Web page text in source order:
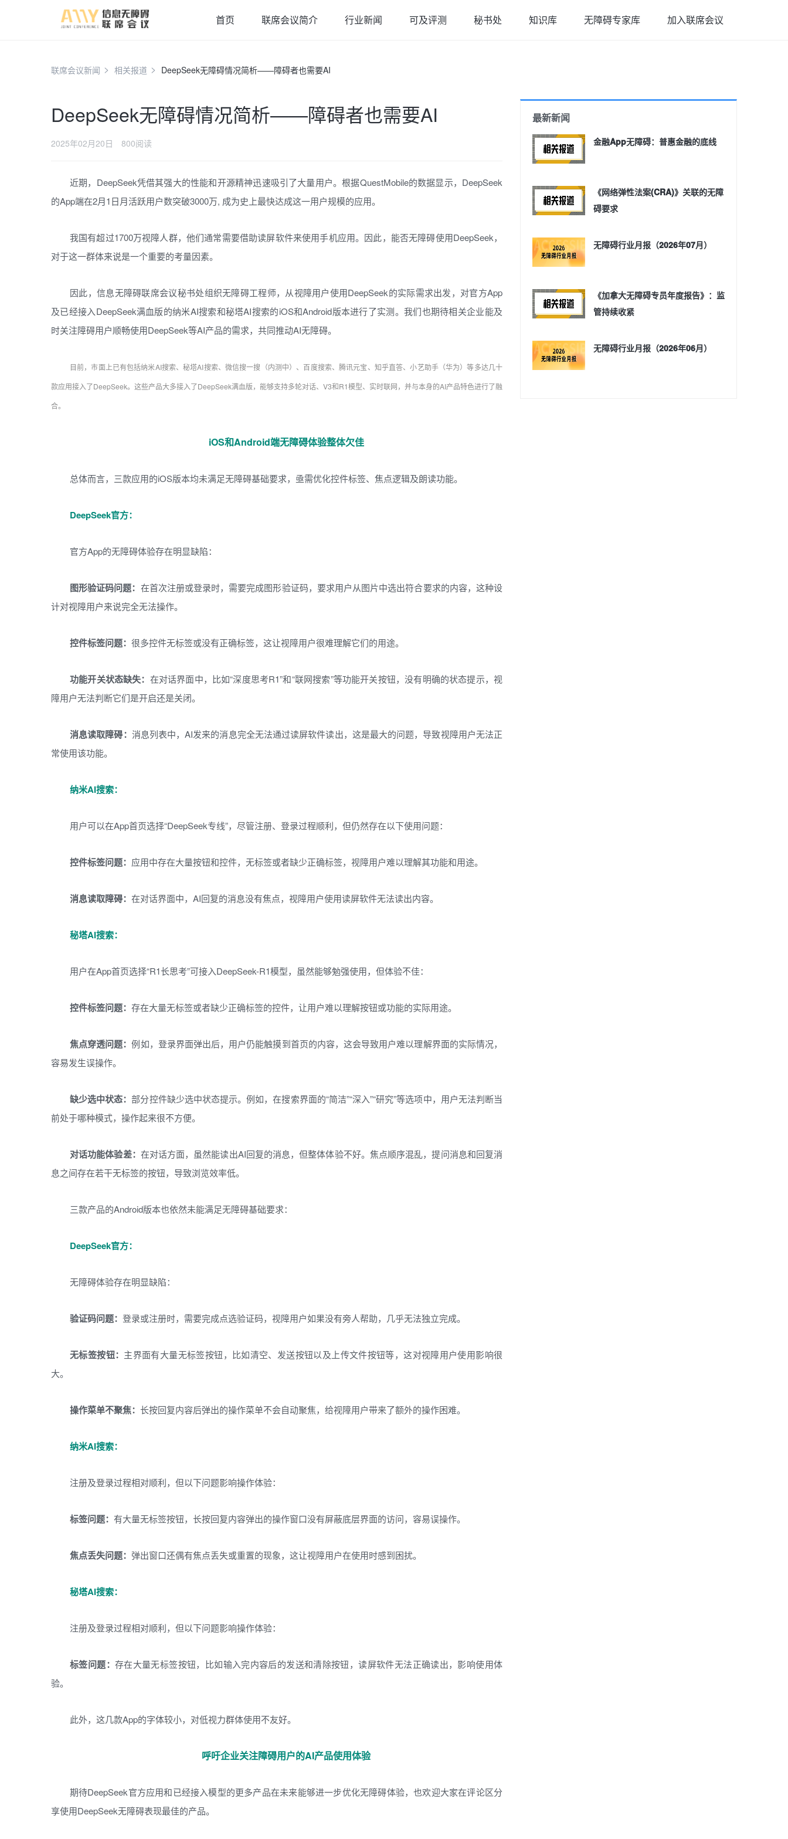
首页 联席会议简介 行业新闻 可及评测 秘书处 知识库 无障碍专家库 加入联席会议
联席会议新闻 相关报道 DeepSeek无障碍情况简析——障碍者也需要AI
DeepSeek无障碍情况简析——障碍者也需要AI
2025年02月20日 800阅读
近期，DeepSeek凭借其强大的性能和开源精神迅速吸引了大量用户。根据QuestMobile的数据显示，DeepSeek
的App端在2月1日月活跃用户数突破3000万, 成为史上最快达成这一用户规模的应用。
我国有超过1700万视障人群，他们通常需要借助读屏软件来使用手机应用。因此，能否无障碍使用DeepSeek，
对于这一群体来说是一个重要的考量因素。
因此，信息无障碍联席会议秘书处组织无障碍工程师，从视障用户使用DeepSeek的实际需求出发，对官方App
及已经接入DeepSeek满血版的纳米AI搜索和秘塔AI搜索的iOS和Android版本进行了实测。我们也期待相关企业能及
时关注障碍用户顺畅使用DeepSeek等AI产品的需求，共同推动AI无障碍。
目前，市面上已有包括纳米AI搜索、秘塔AI搜索、微信搜一搜（内测中）、百度搜索、腾讯元宝、知乎直答、小艺助手（华为）等多达几十
款应用接入了DeepSeek。这些产品大多接入了DeepSeek满血版，能够支持多轮对话、V3和R1模型、实时联网，并与本身的AI产品特色进行了融
合。
iOS和Android端无障碍体验整体欠佳
总体而言，三款应用的iOS版本均未满足无障碍基础要求，亟需优化控件标签、焦点逻辑及朗读功能。
DeepSeek官方：
官方App的无障碍体验存在明显缺陷：
图形验证码问题： 在首次注册或登录时，需要完成图形验证码，要求用户从图片中选出符合要求的内容，这种设
计对视障用户来说完全无法操作。
控件标签问题： 很多控件无标签或没有正确标签，这让视障用户很难理解它们的用途。
功能开关状态缺失： 在对话界面中，比如“深度思考R1”和“联网搜索”等功能开关按钮，没有明确的状态提示，视
障用户无法判断它们是开启还是关闭。
消息读取障碍： 消息列表中，AI发来的消息完全无法通过读屏软件读出，这是最大的问题，导致视障用户无法正
常使用该功能。
纳米AI搜索：
用户可以在App首页选择“DeepSeek专线”，尽管注册、登录过程顺利，但仍然存在以下使用问题：
控件标签问题： 应用中存在大量按钮和控件，无标签或者缺少正确标签，视障用户难以理解其功能和用途。
消息读取障碍： 在对话界面中，AI回复的消息没有焦点，视障用户使用读屏软件无法读出内容。
秘塔AI搜索：
用户在App首页选择“R1长思考”可接入DeepSeek-R1模型，虽然能够勉强使用，但体验不佳：
控件标签问题： 存在大量无标签或者缺少正确标签的控件，让用户难以理解按钮或功能的实际用途。
焦点穿透问题：例如，登录界面弹出后，用户仍能触摸到首页的内容，这会导致用户难以理解界面的实际情况，
容易发生误操作。
缺少选中状态：部分控件缺少选中状态提示。例如，在搜索界面的“简洁”“深入”“研究”等选项中，用户无法判断当
前处于哪种模式，操作起来很不方便。
对话功能体验差： 在对话方面，虽然能读出AI回复的消息，但整体体验不好。焦点顺序混乱，提问消息和回复消
息之间存在若干无标签的按钮，导致浏览效率低。
三款产品的Android版本也依然未能满足无障碍基础要求：
DeepSeek官方：
无障碍体验存在明显缺陷：
验证码问题： 登录或注册时，需要完成点选验证码，视障用户如果没有旁人帮助，几乎无法独立完成。
无标签按钮： 主界面有大量无标签按钮，比如清空、发送按钮以及上传文件按钮等，这对视障用户使用影响很
大。
操作菜单不聚焦： 长按回复内容后弹出的操作菜单不会自动聚焦，给视障用户带来了额外的操作困难。
纳米AI搜索：
注册及登录过程相对顺利，但以下问题影响操作体验：
标签问题： 有大量无标签按钮，长按回复内容弹出的操作窗口没有屏蔽底层界面的访问，容易误操作。
焦点丢失问题： 弹出窗口还偶有焦点丢失或重置的现象，这让视障用户在使用时感到困扰。
秘塔AI搜索：
注册及登录过程相对顺利，但以下问题影响操作体验：
标签问题： 存在大量无标签按钮，比如输入完内容后的发送和清除按钮，读屏软件无法正确读出，影响使用体
验。
此外，这几款App的字体较小，对低视力群体使用不友好。
呼吁企业关注障碍用户的AI产品使用体验
期待DeepSeek官方应用和已经接入模型的更多产品在未来能够进一步优化无障碍体验，也欢迎大家在评论区分
享使用DeepSeek无障碍表现最佳的产品。
最新新闻
金融App无障碍：普惠金融的底线
《网络弹性法案(CRA)》关联的无障
碍要求
无障碍行业月报（2026年07月）
《加拿大无障碍专员年度报告》：监
管持续收紧
无障碍行业月报（2026年06月）